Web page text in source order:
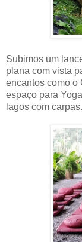
Subimos um
plana com vista
encantos como o
espaço para
lagos com carpas.